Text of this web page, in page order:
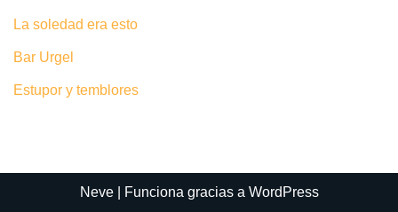
La soledad era esto
Bar Urgel
Estupor y temblores
Neve| Funciona gracias a WordPress